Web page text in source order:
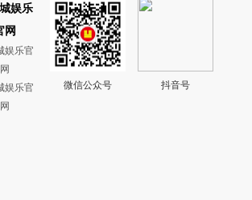
娱乐
网
娱乐官
网
娱乐官
网
微信公众号 抖音号